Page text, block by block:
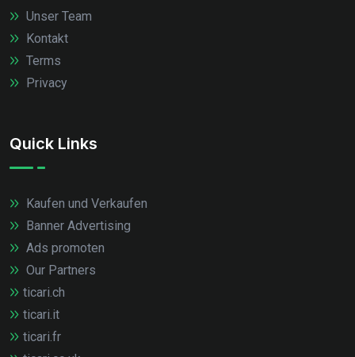
Unser Team
Kontakt
Terms
Privacy
Quick Links
Kaufen und Verkaufen
Banner Advertising
Ads promoten
Our Partners
ticari.ch
ticari.it
ticari.fr